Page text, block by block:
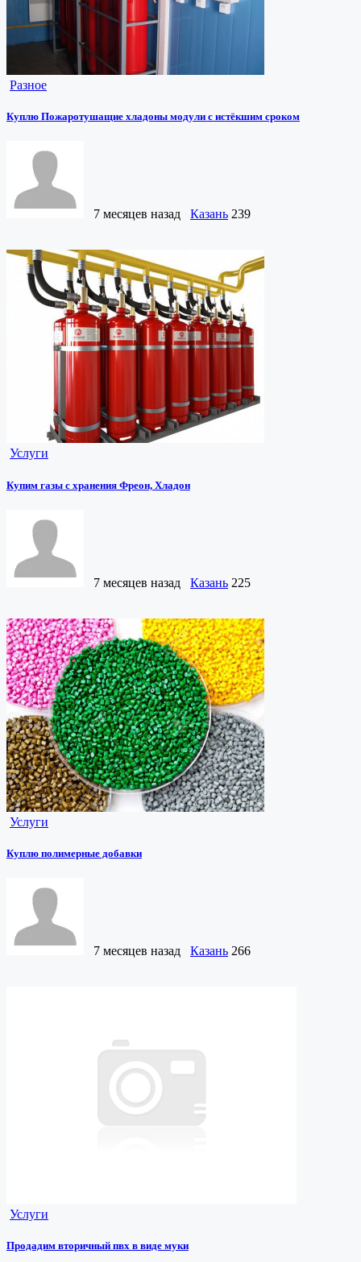
Разное
Куплю Пожаротушащие хладоны модули с истёкшим сроком
7 месяцев назад Казань 239
Услуги
Купим газы с хранения Фреон, Хладон
7 месяцев назад Казань 225
Услуги
Куплю полимерные добавки
7 месяцев назад Казань 266
Услуги
Продадим вторичный пвх в виде муки